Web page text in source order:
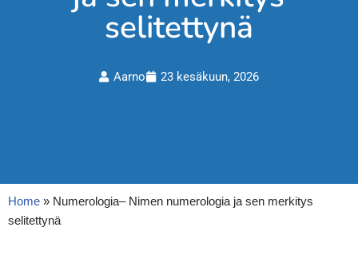
selitettynä
Aarno 23 kesäkuun, 2026
Home » Numerologia– Nimen numerologia ja sen merkitys
selitettynä